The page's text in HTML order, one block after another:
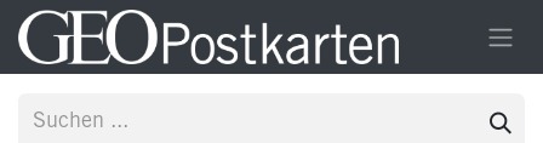
Zum Inhalt springen